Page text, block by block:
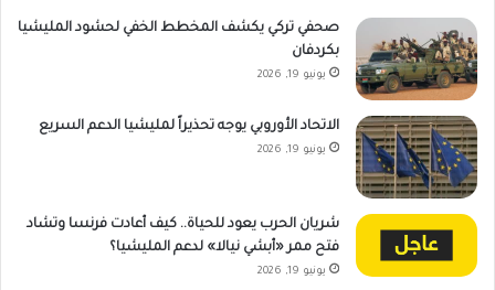
صحفي تركي يكشف المخطط الخفي لحشود المليشيا
بكردفان
يونيو 19, 2026
الاتحاد الأوروبي يوجه تحذيراً لمليشيا الدعم السريع
يونيو 19, 2026
شريان الحرب يعود للحياة.. كيف أعادت فرنسا وتشاد
فتح ممر «أبشي نيالا» لدعم المليشيا؟
يونيو 19, 2026